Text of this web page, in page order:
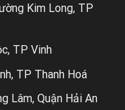
Kim Long, TP
TP Vinh
TP Thanh Hoá
Lâm, Quận Hải An